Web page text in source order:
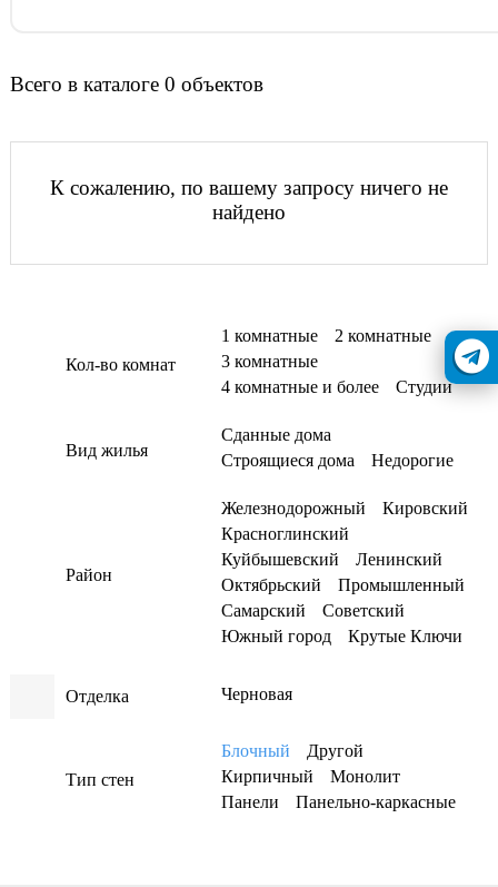
Всего в каталоге 0 объектов
К сожалению, по вашему запросу ничего не
найдено
Кол-во комнат
1 комнатные
2 комнатные
3 комнатные
4 комнатные и более
Студии
Вид жилья
Сданные дома
Строящиеся дома
Недорогие
Район
Железнодорожный
Кировский
Красноглинский
Куйбышевский
Ленинский
Октябрьский
Промышленный
Самарский
Советский
Южный город
Крутые Ключи
Отделка Черновая
Тип стен
Блочный
Другой
Кирпичный
Монолит
Панели
Панельно-каркасные